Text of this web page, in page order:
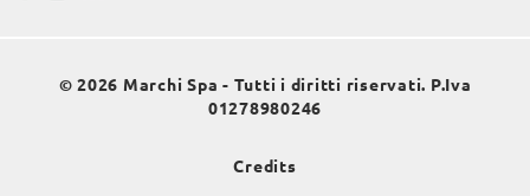
© 2026 Marchi Spa - Tutti i diritti riservati. P.Iva
01278980246
Credits